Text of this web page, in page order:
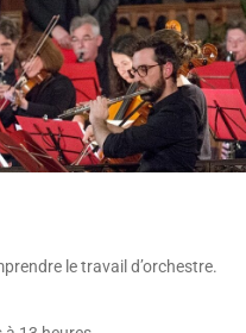
le travail d’orchestre.